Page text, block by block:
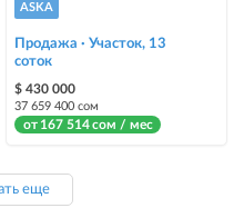
ASKA
Продажа · Участок, 13
соток
$ 430 000
37 659 400 сом
от 167 514 сом / мес
еще